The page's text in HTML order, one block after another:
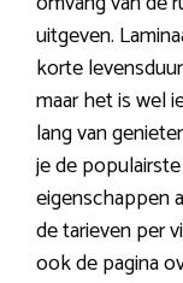
uitgeven.
korte
maar het is wel
lang van
je de
eigenschappen
de tarieven per
ook de pagina